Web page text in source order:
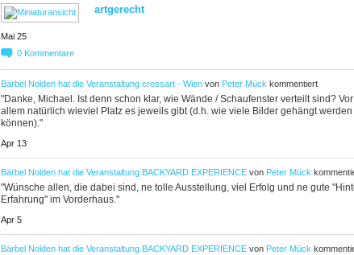
artgerecht
Mai 25
0 Kommentare
Bärbel Nolden hat die Veranstaltung crossart - Wienvon Peter Mück kommentiert
"Danke, Michael. Ist denn schon klar, wie Wände / Schaufenster verteilt sind? Vor
allem natürlich wieviel Platz es jeweils gibt (d.h. wie viele Bilder gehängt werden
können)."
Apr 13
Bärbel Nolden hat die Veranstaltung BACKYARD EXPERIENCEvon Peter Mück
"Wünsche allen, die dabei sind, ne tolle Ausstellung, viel Erfolg und ne gute
Erfahrung" im Vorderhaus."
Apr 5
Bärbel Nolden hat die Veranstaltung BACKYARD EXPERIENCEvon Peter Mück